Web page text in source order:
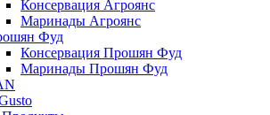
Консервация Агроянс
Маринады Агроянс
Фуд
Консервация Прошян Фуд
Маринады Прошян Фуд